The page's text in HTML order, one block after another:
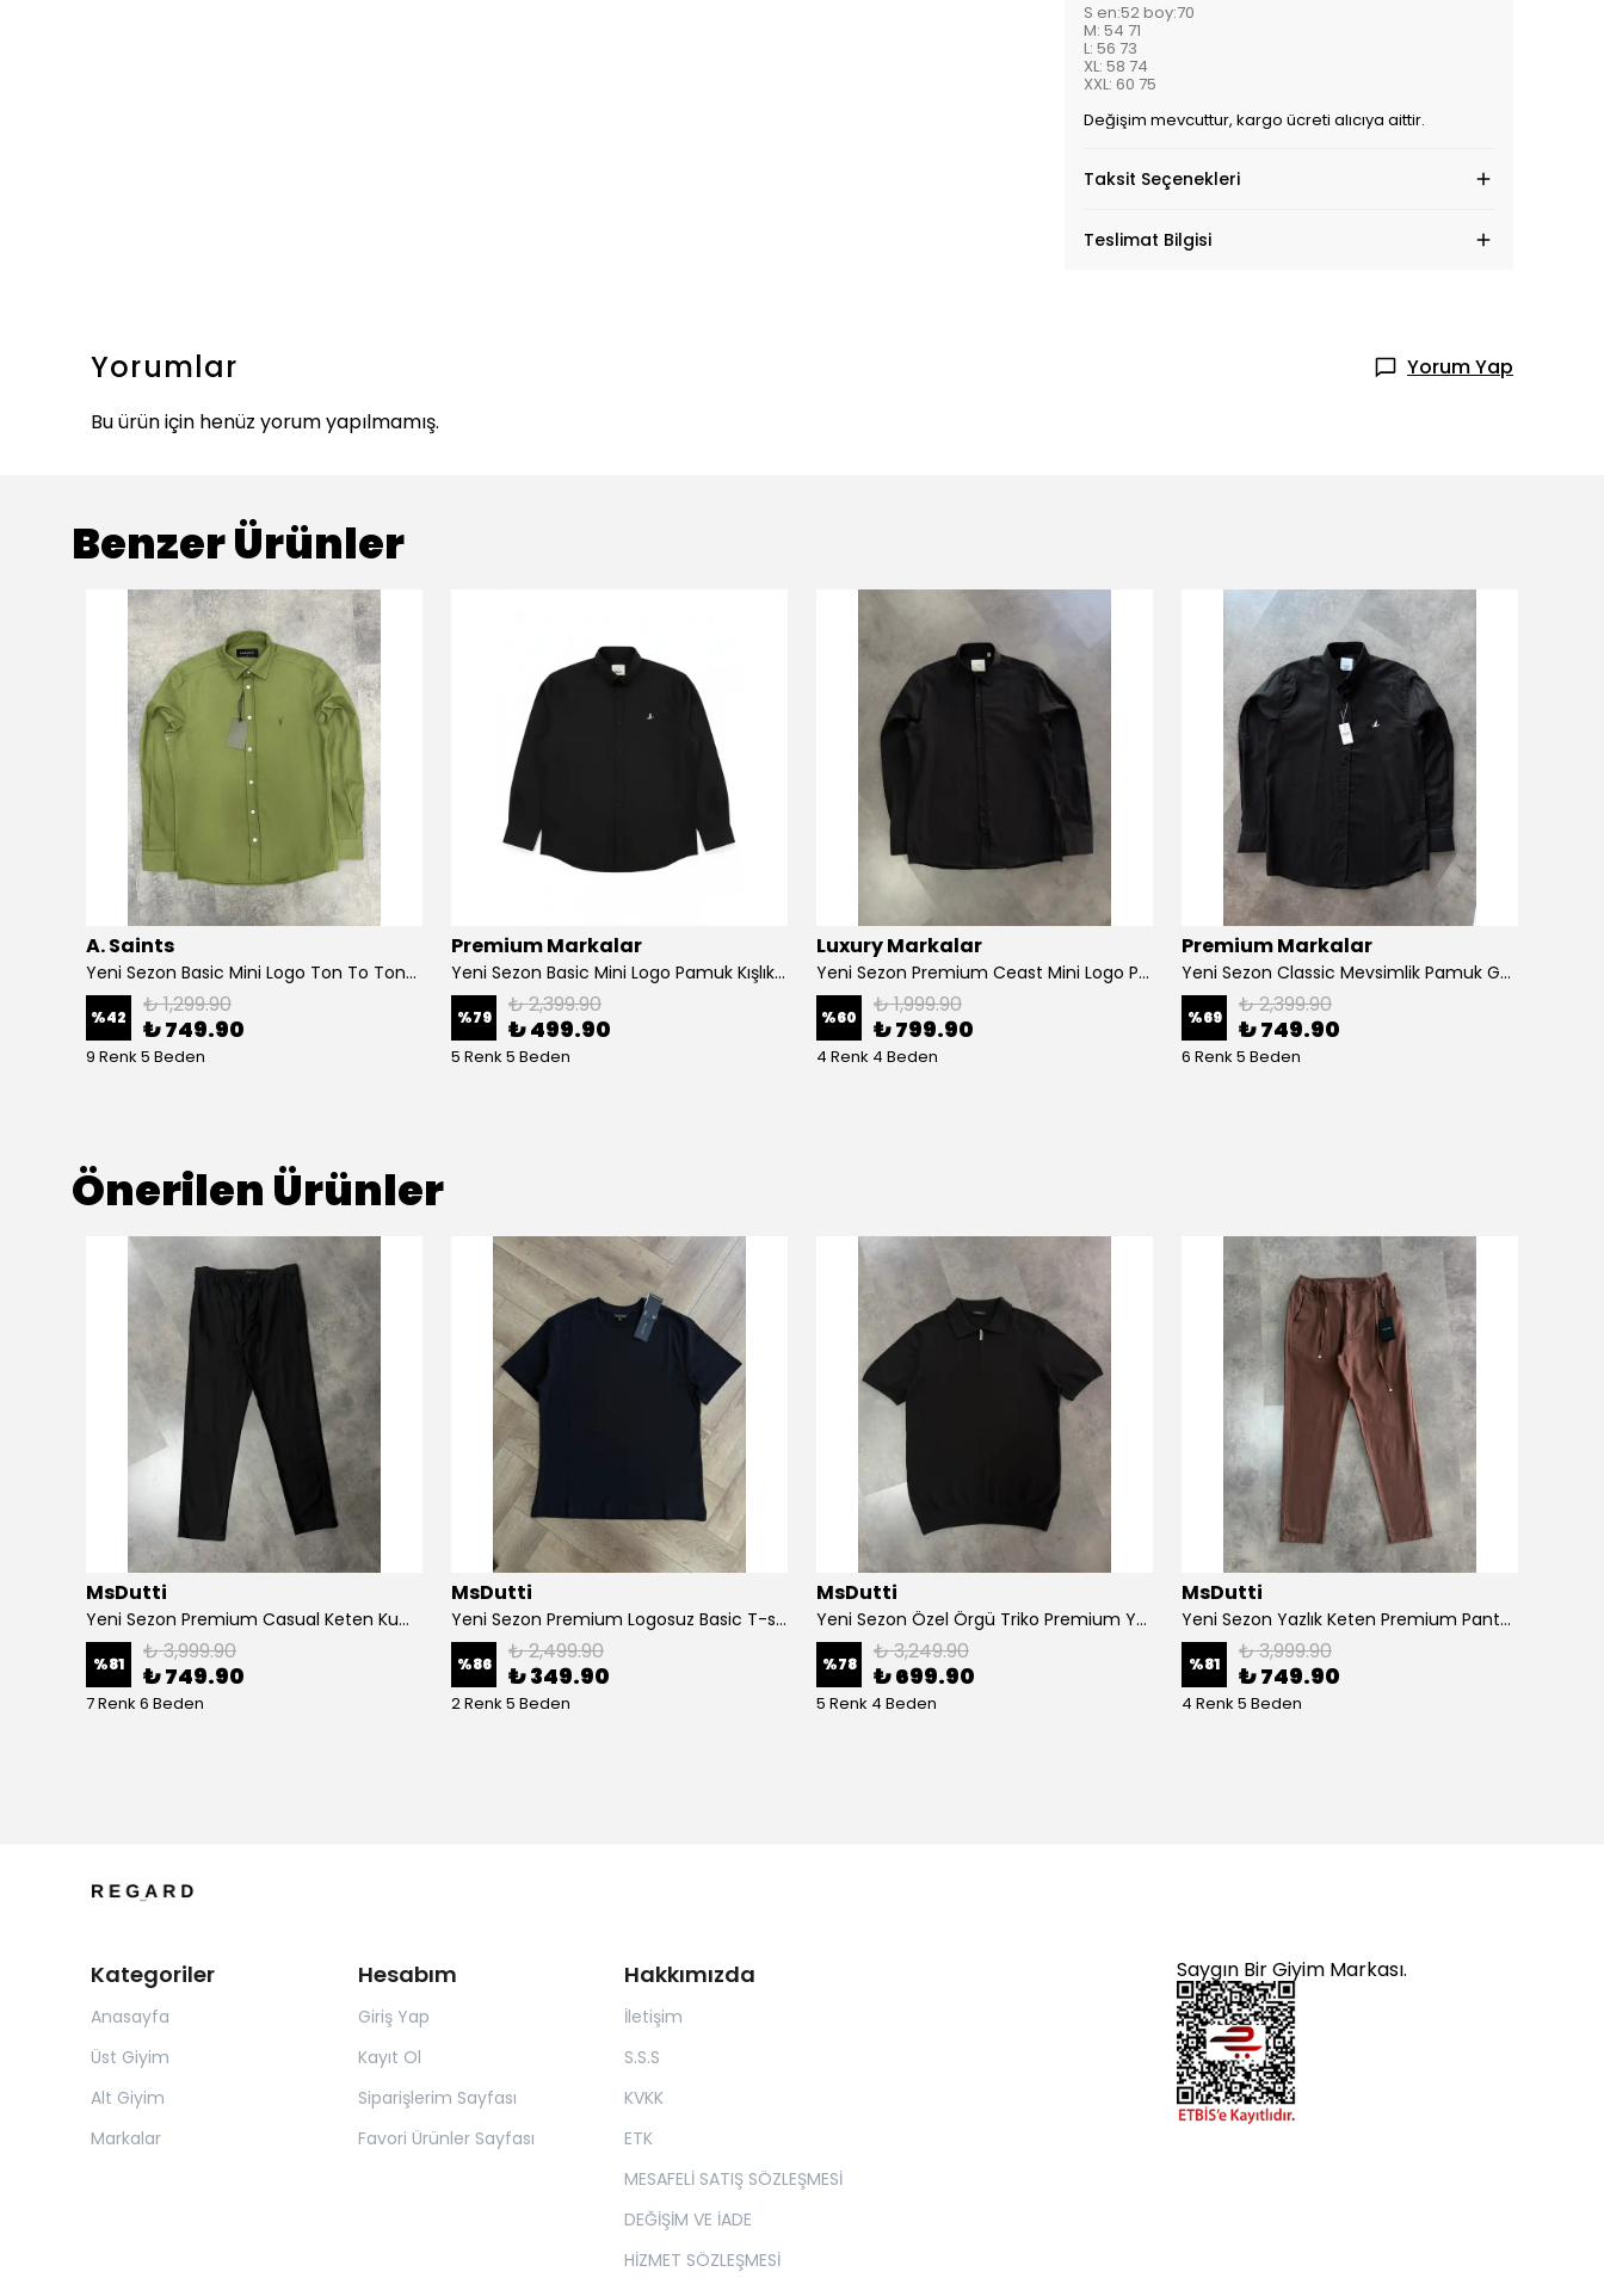
S en:52 boy:70
M: 54 71
L: 56 73
XL: 58 74
XXL: 60 75
Değişim mevcuttur, kargo ücreti alıcıya aittir.
Taksit Seçenekleri
Teslimat Bilgisi
Yorumlar
Yorum Yap
Bu ürün için henüz yorum yapılmamış.
Benzer Ürünler
A. Saints
Yeni Sezon Basic Mini Logo Ton To Tone Gabardin Gömlek
%42 ₺ 1,299.90
₺ 749.90
9 Renk 5 Beden
Premium Markalar
Yeni Sezon Basic Mini Logo Pamuk Kışlık Gömlek
%79 ₺ 2,399.90
₺ 499.90
5 Renk 5 Beden
Luxury Markalar
Yeni Sezon Premium Ceast Mini Logo Pamuk Gömlek
%60 ₺ 1,999.90
₺ 799.90
4 Renk 4 Beden
Premium Markalar
Yeni Sezon Classic Mevsimlik Pamuk Gömlek
%69 ₺ 2,399.90
₺ 749.90
6 Renk 5 Beden
Önerilen Ürünler
MsDutti
Yeni Sezon Premium Casual Keten Kumaş Pantolon
%81 ₺ 3,999.90
₺ 749.90
7 Renk 6 Beden
MsDutti
Yeni Sezon Premium Logosuz Basic T-shirt
%86 ₺ 2,499.90
₺ 349.90
2 Renk 5 Beden
MsDutti
Yeni Sezon Özel Örgü Triko Premium Yarım Fermuarlı Polo Yaka
%78 ₺ 3,249.90
₺ 699.90
5 Renk 4 Beden
MsDutti
Yeni Sezon Yazlık Keten Premium Pantolon
%81 ₺ 3,999.90
₺ 749.90
4 Renk 5 Beden
Kategoriler
Anasayfa
Üst Giyim
Alt Giyim
Markalar
Hesabım
Giriş Yap
Kayıt Ol
Siparişlerim Sayfası
Favori Ürünler Sayfası
Hakkımızda
İletişim
S.S.S
KVKK
ETK
MESAFELİ SATIŞ SÖZLEŞMESİ
DEĞİŞİM VE İADE
HİZMET SÖZLEŞMESİ
Saygın Bir Giyim Markası.